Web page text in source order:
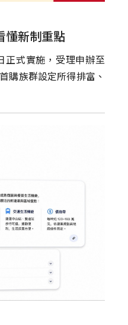
懂新制重點
正式實施，受理申辦至
購族群設定所得排富、